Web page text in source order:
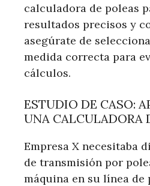
calculadora de poleas
resultados precisos y
asegúrate de
medida correcta para
cálculos.
ESTUDIO DE CASO:
UNA CALCULADORA
Empresa X necesitaba
de transmisión por
máquina en su línea de